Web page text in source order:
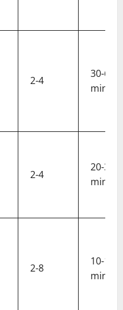
2-4
30-60
min
2-4
20-30
min
2-8
10-15
min